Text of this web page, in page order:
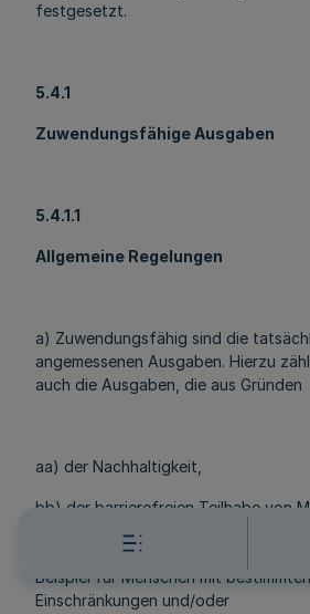
festgesetzt.
5.4.1
Zuwendungsfähige Ausgaben
5.4.1.1
Allgemeine Regelungen
a) Zuwendungsfähig sind die
angemessenen Ausgaben. Hierzu
auch die Ausgaben, die aus Gründen
aa) der Nachhaltigkeit,
bb) der barrierefreien Teilhabe von
besonderen Bedürfnissen
notwendiger zusätzlicher
Beispiel für Menschen mit
Einschränkungen und/oder